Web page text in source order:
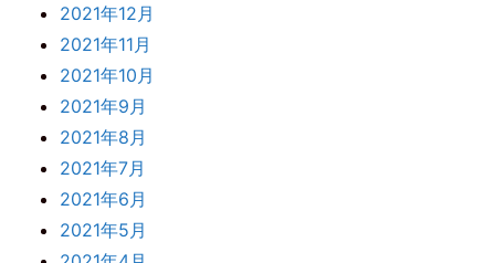
2021年12月
2021年11月
2021年10月
2021年9月
2021年8月
2021年7月
2021年6月
2021年5月